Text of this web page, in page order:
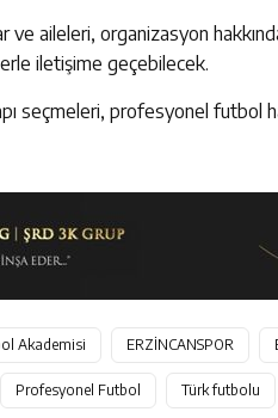
ve aileleri, organizasyon
iletişime geçebilecek.
seçmeleri, profesyonel futbol
Akademisi ERZİNCANSPOR
Profesyonel Futbol Türk futbolu